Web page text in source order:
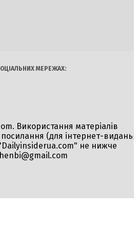
МЕРЕЖАХ:
Використання матеріалів
посилання (для інтернет-видань
не нижче